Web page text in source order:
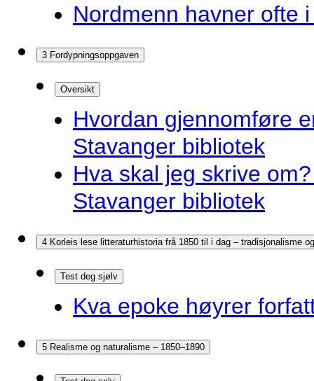
Nordmenn havner ofte
3 Fordypningsoppgaven
Oversikt
Hvordan gjennomføre
Stavanger bibliotek
Hva skal jeg skrive
Stavanger bibliotek
4 Korleis lese litteraturhistoria frå 1850 til i dag – tradisjonalisme
Test deg sjølv
Kva epoke høyrer
5 Realisme og naturalisme – 1850–1890